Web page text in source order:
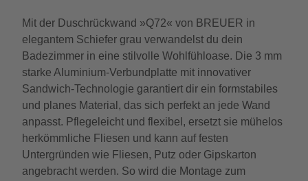
Mit der Duschrückwand »Q72« von BREUER in
elegantem Schiefer grau verwandelst du dein
Badezimmer in eine stilvolle Wohlfühloase. Die 3 mm
starke Aluminium-Verbundplatte mit innovativer
Sandwich-Technologie garantiert dir ein formstabiles
und planes Material, das sich perfekt an jede Wand
anpasst. Pflegeleicht und flexibel, ersetzt sie mühelos
herkömmliche Fliesen und kann auf festen
Untergründen wie Fliesen, Putz oder Gipskarton
angebracht werden. So wird die Montage zum